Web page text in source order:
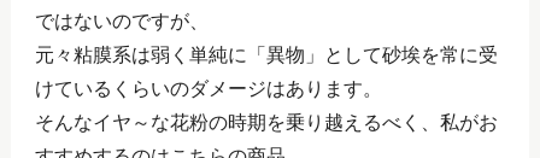
ではないのですが、
元々粘膜系は弱く単純に「異物」として砂埃を常に受
けているくらいのダメージはあります。
そんなイヤ～な花粉の時期を乗り越えるべく、私がお